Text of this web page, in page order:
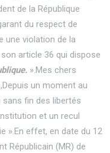
de la République
du respect de
une violation de la
article 36 qui dispose
».Mes chers
un moment au
fin des libertés
et un recul
».En effet, en date du 12
Républicain (MR) de